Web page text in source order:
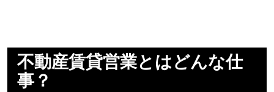
不動産賃貸営業とはどんな仕
事？